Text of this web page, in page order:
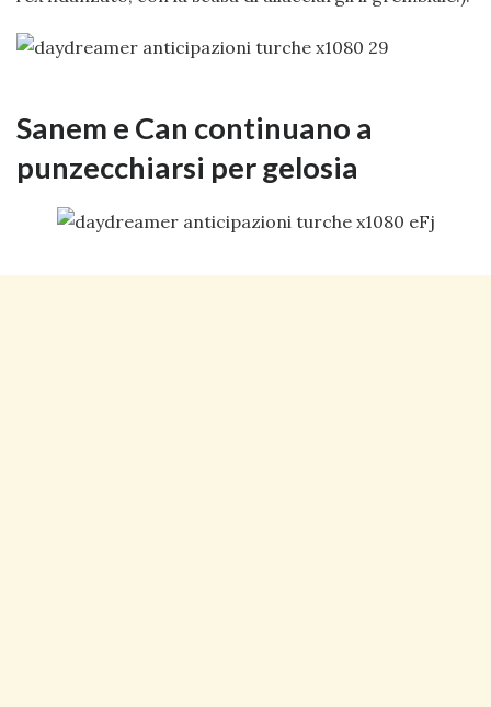
Sanem e Can continuano a
punzecchiarsi per gelosia